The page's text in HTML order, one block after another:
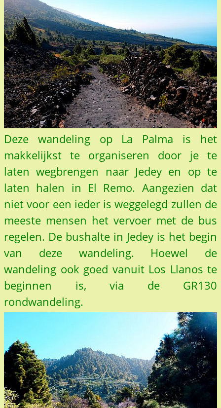
Deze wandeling op La Palma is het
makkelijkst te organiseren door je te
laten wegbrengen naar Jedey en op te
laten halen in El Remo. Aangezien dat
niet voor een ieder is weggelegd zullen de
meeste mensen het vervoer met de bus
regelen. De bushalte in Jedey is het begin
van deze wandeling. Hoewel de
wandeling ook goed vanuit Los Llanos te
beginnen is, via de GR130
rondwandeling.